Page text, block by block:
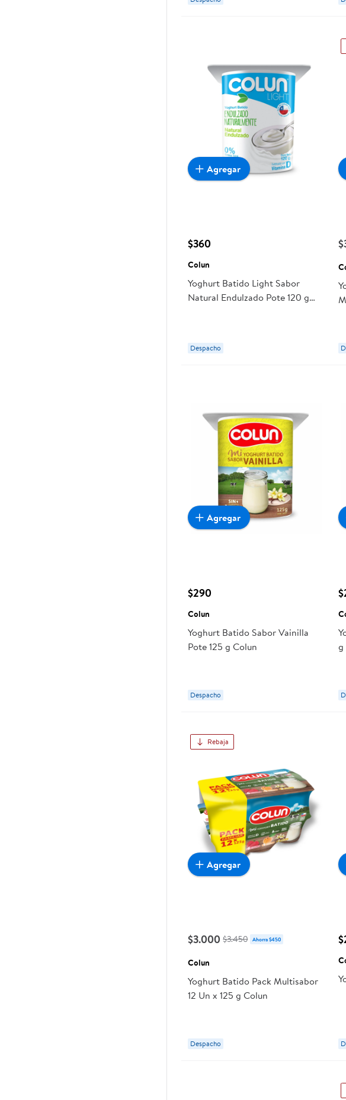
$360
Colun
Yoghurt Batido Light Sabor
Natural Endulzado Pote 120 g
Despacho
Agregar
$290
Colun
Yoghurt Batido Sabor Vainilla
Pote 125 g Colun
Despacho
Agregar
g
Rebaja
$3.000 $3.450 Ahorra $450
Colun
Yoghurt Batido Pack Multisabor
12 Un x 125 g Colun
Despacho
Agregar